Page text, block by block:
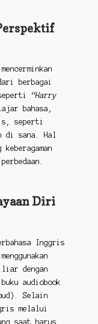
berbagai
“Harry
bahasa,
seperti
di sana. Hal
Diri
Inggris
dengan
audiobook
Selain
melalui
saat harus